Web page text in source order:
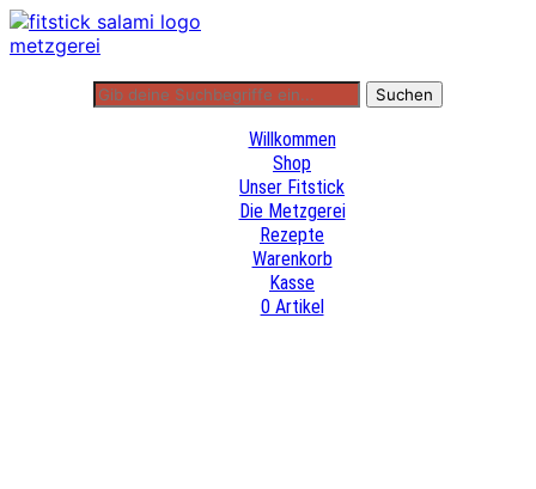
Willkommen
Shop
Unser Fitstick
Die Metzgerei
Rezepte
Warenkorb
Kasse
0 Artikel